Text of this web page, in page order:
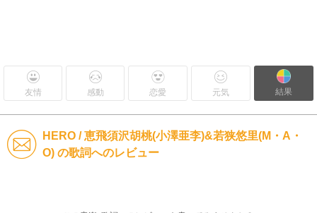
友情 感動 恋愛 元気 結果
HERO / 恵飛須沢胡桃(小澤亜李)&若狭悠里(M・A・
O) の歌詞へのレビュー